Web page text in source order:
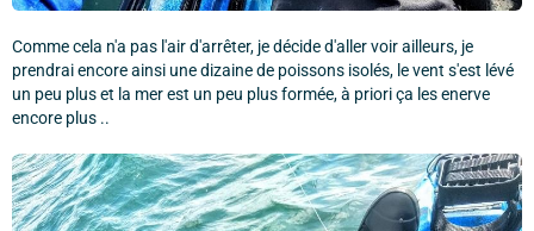
Comme cela n'a pas l'air d'arrêter, je décide d'aller voir ailleurs, je
prendrai encore ainsi une dizaine de poissons isolés, le vent s'est lévé
un peu plus et la mer est un peu plus formée, à priori ça les enerve
encore plus ..